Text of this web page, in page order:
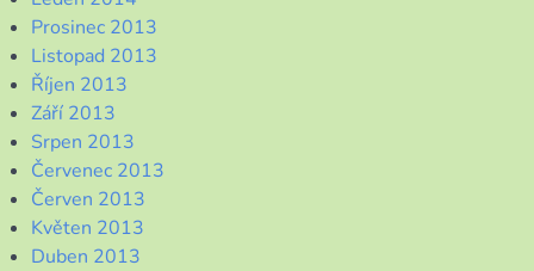
Prosinec 2013
Listopad 2013
Říjen 2013
Září 2013
Srpen 2013
Červenec 2013
Červen 2013
Květen 2013
Duben 2013